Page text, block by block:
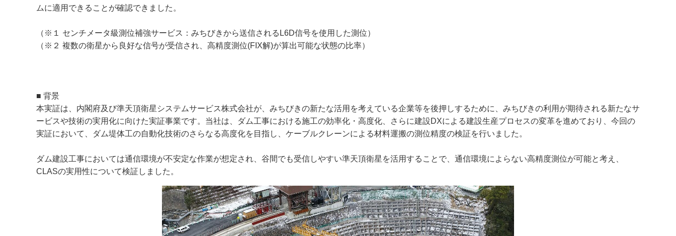
ムに適用できることが確認できました。
（※１ センチメータ級測位補強サービス：みちびきから送信されるL6D信号を使用した測位）
（※２ 複数の衛星から良好な信号が受信され、高精度測位(FIX解)が算出可能な状態の比率）
■ 背景
本実証は、内閣府及び準天頂衛星システムサービス株式会社が、みちびきの新たな活用を考えている企業等を後押しするために、みちびきの利用が期待される新たなサ
ービスや技術の実用化に向けた実証事業です。当社は、ダム工事における施工の効率化・高度化、さらに建設DXによる建設生産プロセスの変革を進めており、今回の
実証において、ダム堤体工の自動化技術のさらなる高度化を目指し、ケーブルクレーンによる材料運搬の測位精度の検証を行いました。
ダム建設工事においては通信環境が不安定な作業が想定され、谷間でも受信しやすい準天頂衛星を活用することで、通信環境によらない高精度測位が可能と考え、
CLASの実用性について検証しました。